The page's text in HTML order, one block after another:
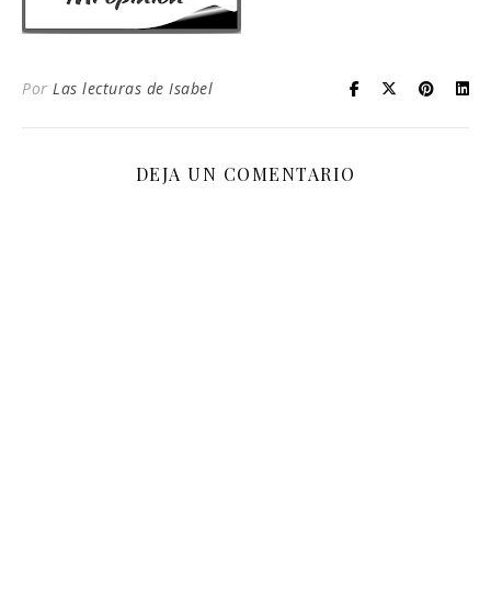
Por Las lecturas de Isabel
DEJA UN COMENTARIO